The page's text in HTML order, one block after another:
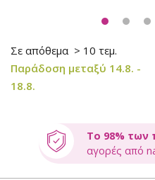
Σε απόθεμα > 10 τεμ.
Παράδοση μεταξύ 14.8. -
18.8.
Το 98% των
αγορές από